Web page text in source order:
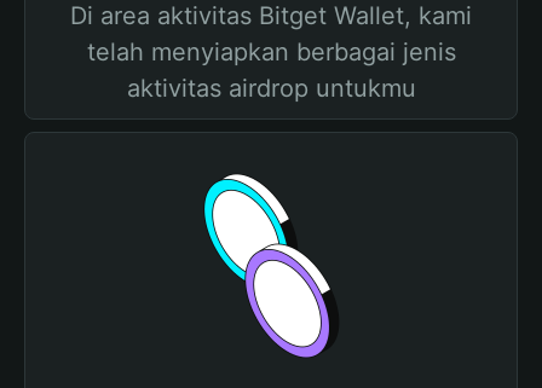
Di area aktivitas Bitget Wallet, kami
telah menyiapkan berbagai jenis
aktivitas airdrop untukmu